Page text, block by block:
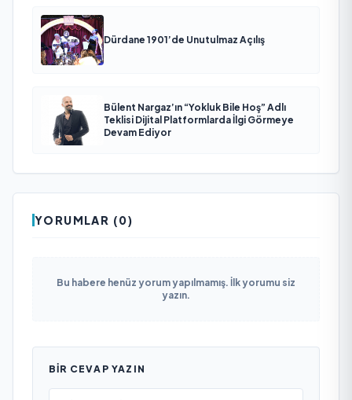
Dürdane 1901’de Unutulmaz Açılış
Bülent Nargaz’ın “Yokluk Bile Hoş” Adlı
Teklisi Dijital Platformlarda İlgi Görmeye
Devam Ediyor
YORUMLAR (0)
Bu habere henüz yorum yapılmamış. İlk yorumu siz
yazın.
BIR CEVAP YAZIN